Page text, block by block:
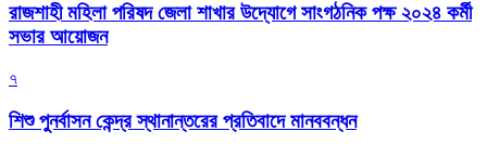
রাজশাহী মহিলা পরিষদ জেলা শাখার উদ্যোগে সাংগঠনিক পক্ষ ২০২৪ কর্মী
সভার আয়োজন
৭
শিশু পুনর্বাসন কেন্দ্র স্থানান্তরের প্রতিবাদে মানববন্ধন